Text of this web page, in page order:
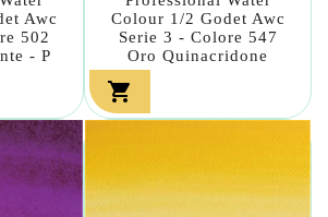
Awc
502
- P
Colour 1/2 Godet Awc
Serie 3 - Colore 547
Oro Quinacridone
